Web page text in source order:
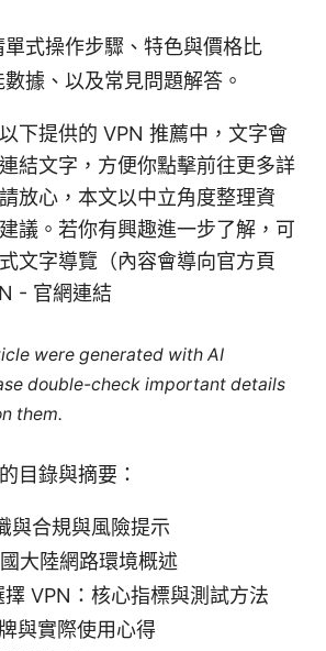
單式操作步驟、特色與價格比
據、以及常見問題解答。
下提供的 VPN 推薦中，文字會
結文字，方便你點擊前往更多詳
放心，本文以中立角度整理資
議。若你有興趣進一步了解，可
文字導覽（內容會導向官方頁
- 官網連結
were generated with AI
double-check important details
them.
目錄與摘要：
與合規與風險提示
大陸網路環境概述
VPN：核心指標與測試方法
與實際使用心得